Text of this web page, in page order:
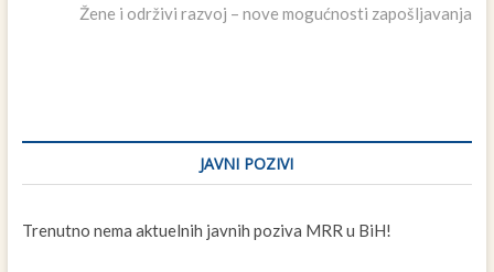
post:
Žene i održivi razvoj – nove mogućnosti zapošljavanja
JAVNI POZIVI
Trenutno nema aktuelnih javnih poziva MRR u BiH!